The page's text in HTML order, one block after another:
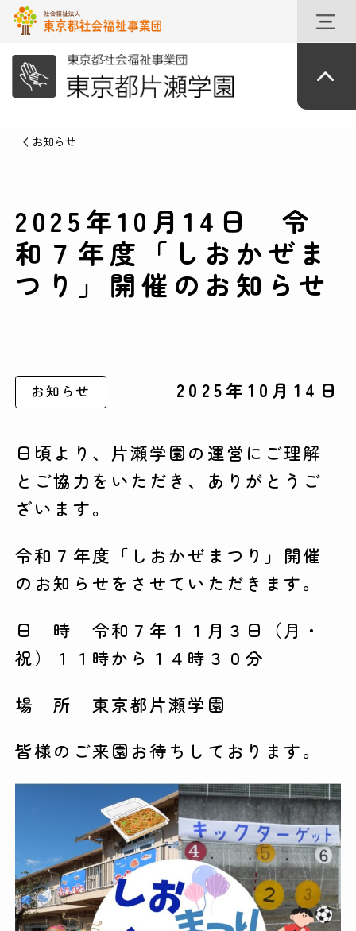
お知らせ
2025年10月14日 令
和７年度「しおかぜま
つり」開催のお知らせ
お知らせ 2025年10月14日
日頃より、片瀬学園の運営にご理解
とご協力をいただき、ありがとうご
ざいます。
令和７年度「しおかぜまつり」開催
のお知らせをさせていただきます。
日 時 令和７年１１月３日（月・
祝）１１時から１４時３０分
場 所 東京都片瀬学園
皆様のご来園お待ちしております。